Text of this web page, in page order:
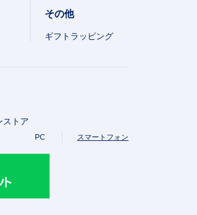
その他
ギフトラッピング
ストア
PC スマートフォン